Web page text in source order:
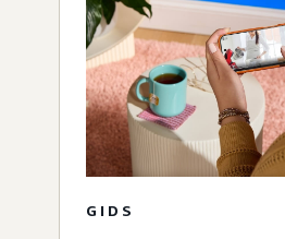
GIDS